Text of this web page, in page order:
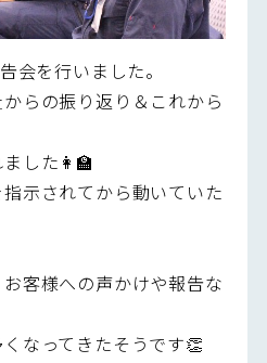
会を行いました。
らの振り返り＆これから
した👩‍🏫
示されてから動いていた
客様への声かけや報告な
なってきたそうです👏